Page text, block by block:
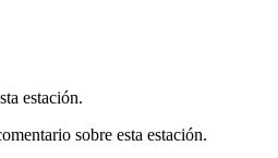
estación.
sobre esta estación.